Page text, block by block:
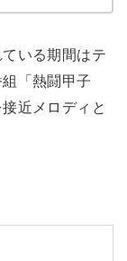
いる期間はテ
「熱闘甲子
近メロディと